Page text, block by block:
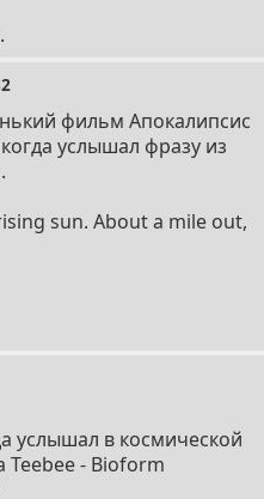
фильм Апокалипсис
услышал фразу из
sun. About a mile out,
услышал в космической
Teebee - Bioform